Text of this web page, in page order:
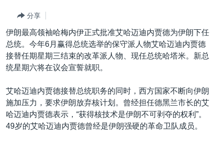
到
跳
港澳
国际
最新国际新闻
印太
中东
欧洲
非洲
分类新闻
经济·金融·贸易
人权·法律·宗教
科教·文娱·体健
军事
美中关系
热点专题
白宫要闻
国会报道
VOA视频
VOA今日焦点
分享
伊朗最高领袖哈梅内伊正式批准艾哈迈迪内贾德为伊朗下任
总统。今年6月赢得总统选举的保守派人物艾哈迈迪内贾德
接替任期星期三结束的改革派人物、现任总统哈塔米。新总
统星期六将在议会宣誓就职。
艾哈迈迪内贾德接替总统职务的同时，西方国家不断向伊朗
施加压力，要求伊朗放弃核计划。曾经担任德黑兰市长的艾
哈迈迪内贾德表示，“获得核技术是伊朗不可剥夺的权利”。
49岁的艾哈迈迪内贾德曾经是伊朗强硬的革命卫队成员。